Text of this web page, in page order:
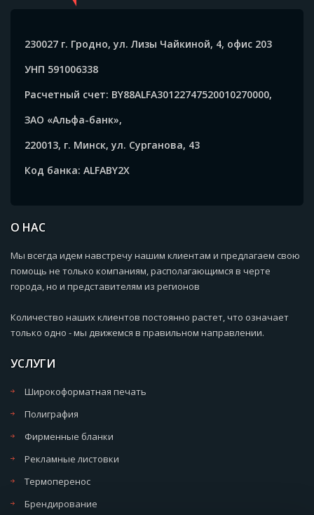
230027 г. Гродно, ул. Лизы Чайкиной, 4, офис 203
УНП 591006338
Расчетный счет: BY88ALFA30122747520010270000,
ЗАО «Альфа-банк»,
220013, г. Минск, ул. Сурганова, 43
Код банка: ALFABY2X
О НАС
Мы всегда идем навстречу нашим клиентам и предлагаем свою
помощь не только компаниям, располагающимся в черте
города, но и представителям из регионов
Количество наших клиентов постоянно растет, что означает
только одно - мы движемся в правильном направлении.
УСЛУГИ
Широкоформатная печать
Полиграфия
Фирменные бланки
Рекламные листовки
Термоперенос
Брендирование